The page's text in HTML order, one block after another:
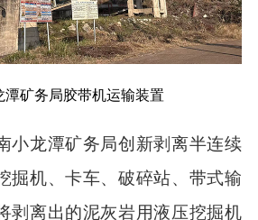
潭矿务局胶带机运输装置
小龙潭矿务局创新剥离半连续
掘机、卡车、破碎站、带式输
剥离出的泥灰岩用液压挖掘机